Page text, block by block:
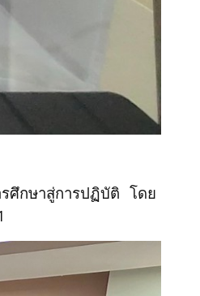
ศึกษาสู่การปฏิบัติ โดย